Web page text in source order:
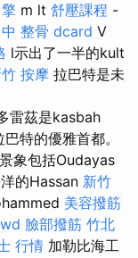
m lt 舒壓課程 -
中 整骨 dcard V
l示出了一半的kult
按摩 拉巴特是未
雷茲是kasbah
特的優雅首都。
象包括Oudayas
的Hassan 新竹
美容撥筋
臉部撥筋 竹北
行情 加勒比海工